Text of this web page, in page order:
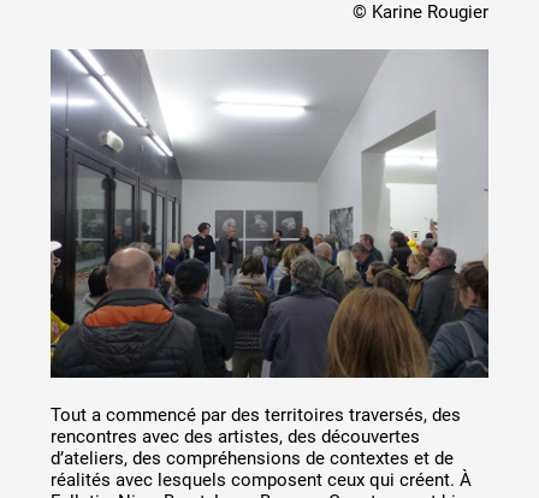
© Karine Rougier
Tout a commencé par des territoires traversés, des
rencontres avec des artistes, des découvertes
d’ateliers, des compréhensions de contextes et de
réalités avec lesquels composent ceux qui créent. À